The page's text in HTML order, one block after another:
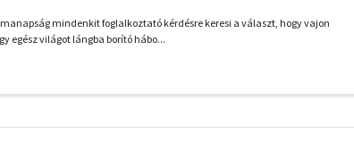
mindenkit foglalkoztató kérdésre keresi a választ, hogy vajon
egész világot lángba borító hábo...
szűrők